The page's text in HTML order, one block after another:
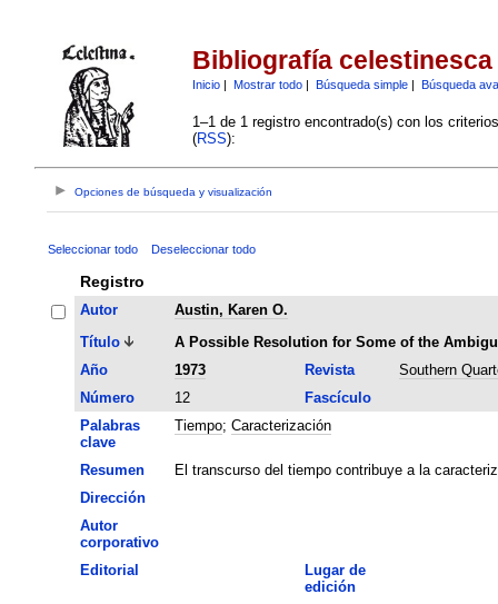
Bibliografía celestinesca
Inicio| Mostrar todo| Búsqueda simple| Búsqueda
1–1 de 1 registro encontrado(s) con los
(RSS):
Opciones de búsqueda y visualización
Seleccionar todo Deseleccionar todo
Registro
Autor
Austin, Karen O.
Título
A Possible Resolution for Some of the
Año
1973 Revista
Southern
Número
12
Fascículo
Palabras
clave
Tiempo; Caracterización
Resumen
El transcurso del tiempo contribuye a la
Dirección
Autor
corporativo
Editorial
Lugar de
edición